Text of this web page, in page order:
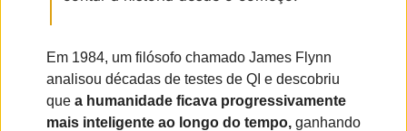
Em 1984, um filósofo chamado James Flynn
analisou décadas de testes de QI e descobriu
que a humanidade ficava progressivamente
mais inteligente ao longo do tempo, ganhando